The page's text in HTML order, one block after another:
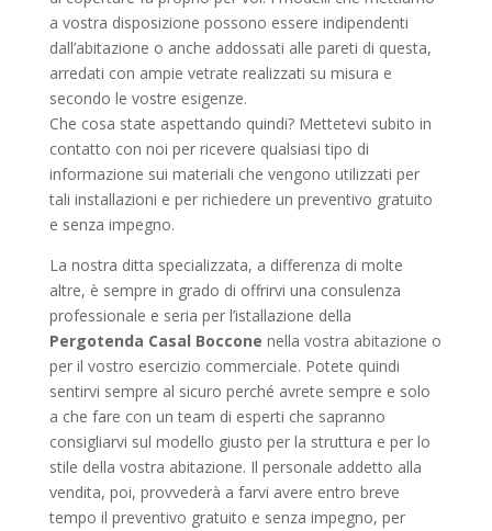
a vostra disposizione possono essere indipendenti
dall’abitazione o anche addossati alle pareti di questa,
arredati con ampie vetrate realizzati su misura e
secondo le vostre esigenze.
Che cosa state aspettando quindi? Mettetevi subito in
contatto con noi per ricevere qualsiasi tipo di
informazione sui materiali che vengono utilizzati per
tali installazioni e per richiedere un preventivo gratuito
e senza impegno.
La nostra ditta specializzata, a differenza di molte
altre, è sempre in grado di offrirvi una consulenza
professionale e seria per l’istallazione della
Pergotenda Casal Boccone nella vostra abitazione o
per il vostro esercizio commerciale. Potete quindi
sentirvi sempre al sicuro perché avrete sempre e solo
a che fare con un team di esperti che sapranno
consigliarvi sul modello giusto per la struttura e per lo
stile della vostra abitazione. Il personale addetto alla
vendita, poi, provvederà a farvi avere entro breve
tempo il preventivo gratuito e senza impegno, per